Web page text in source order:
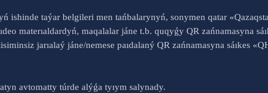
ishinde taýar belgileri men tańbalarynyń, sonymen qatar
materıaldardyń, maqalalar jáne t.b. quqyǵy QR zańnamasyna
jarıalaý jáne/nemese paıdalaný QR zańnamasyna sáıkes
avtomatty túrde alýǵa tyıym salynady.